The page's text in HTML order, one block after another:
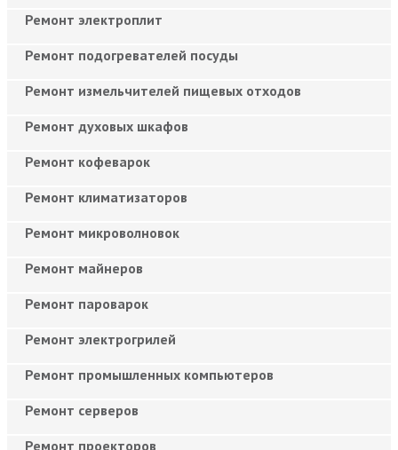
Ремонт электроплит
Ремонт подогревателей посуды
Ремонт измельчителей пищевых отходов
Ремонт духовых шкафов
Ремонт кофеварок
Ремонт климатизаторов
Ремонт микроволновок
Ремонт майнеров
Ремонт пароварок
Ремонт электрогрилей
Ремонт промышленных компьютеров
Ремонт серверов
Ремонт проекторов